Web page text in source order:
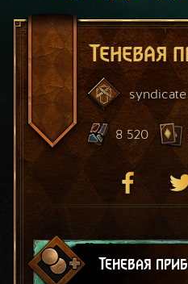
Теневая
syndicate
8 520
Теневая